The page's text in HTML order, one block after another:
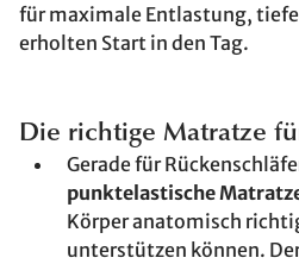
für maximale Entlastung,
erholten Start in den Tag.
Die richtige Matratze
Gerade für
punktelastische
Körper anatomisch
unterstützen können.